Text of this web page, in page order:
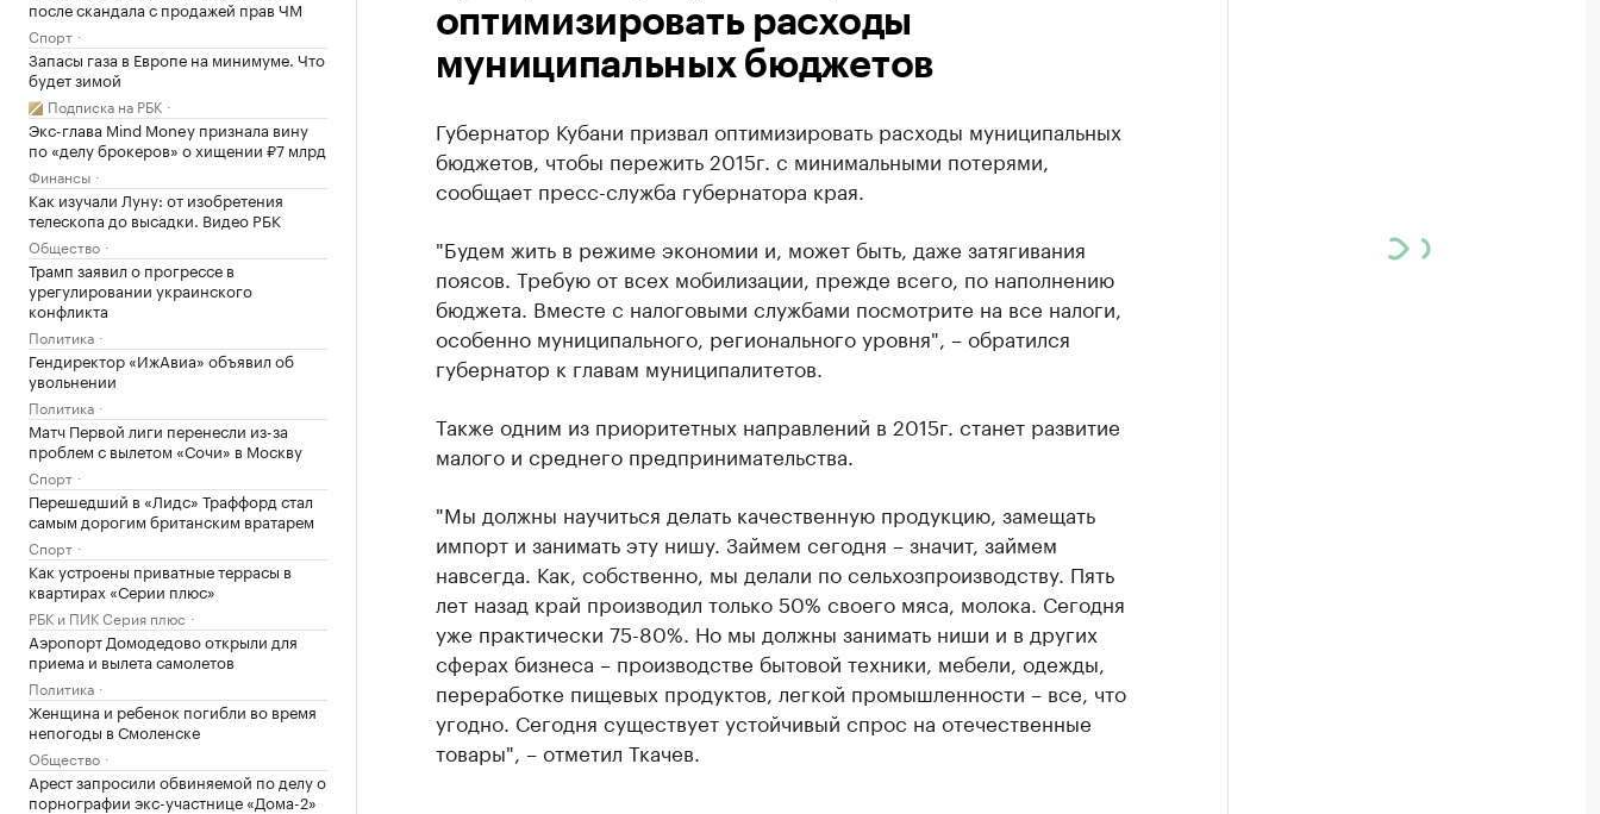
после скандала с продажей прав ЧМ
Спорт
Запасы газа в Европе на минимуме. Что
будет зимой
Подписка на РБК
Экс-глава Mind Money признала вину
по «делу брокеров» о хищении ₽7 млрд
Финансы
Как изучали Луну: от изобретения
телескопа до высадки. Видео РБК
Общество
Трамп заявил о прогрессе в
урегулировании украинского
конфликта
Политика
Гендиректор «ИжАвиа» объявил об
увольнении
Политика
Матч Первой лиги перенесли из-за
проблем с вылетом «Сочи» в Москву
Спорт
Перешедший в «Лидс» Траффорд стал
самым дорогим британским вратарем
Спорт
Как устроены приватные террасы в
квартирах «Серии плюс»
РБК и ПИК Серия плюс
Аэропорт Домодедово открыли для
приема и вылета самолетов
Политика
Женщина и ребенок погибли во время
непогоды в Смоленске
Общество
Арест запросили обвиняемой по делу о
порнографии экс-участнице «Дома-2»
оптимизировать расходы
муниципальных бюджетов
Губернатор Кубани призвал оптимизировать расходы муниципальных
бюджетов, чтобы пережить 2015г. с минимальными потерями,
сообщает пресс-служба губернатора края.
"Будем жить в режиме экономии и, может быть, даже затягивания
поясов. Требую от всех мобилизации, прежде всего, по наполнению
бюджета. Вместе с налоговыми службами посмотрите на все налоги,
особенно муниципального, регионального уровня", – обратился
губернатор к главам муниципалитетов.
Также одним из приоритетных направлений в 2015г. станет развитие
малого и среднего предпринимательства.
"Мы должны научиться делать качественную продукцию, замещать
импорт и занимать эту нишу. Займем сегодня – значит, займем
навсегда. Как, собственно, мы делали по сельхозпроизводству. Пять
лет назад край производил только 50% своего мяса, молока. Сегодня
уже практически 75-80%. Но мы должны занимать ниши и в других
сферах бизнеса – производстве бытовой техники, мебели, одежды,
переработке пищевых продуктов, легкой промышленности – все, что
угодно. Сегодня существует устойчивый спрос на отечественные
товары", – отметил Ткачев.